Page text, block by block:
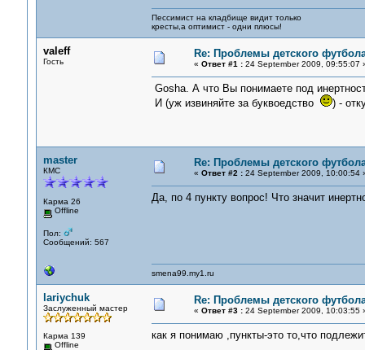
Пессимист на кладбище видит только
кресты,а оптимист - одни плюсы!
valeff
Гость
Re: Проблемы детского
« Ответ #1 :24 September 2009, 09:55:07
Gosha. А что Вы понимаете под
И (уж извиняйте за буквоедство
) -
master
КМС
Карма 26
Offline
Пол:
Сообщений: 567
Re: Проблемы детского
« Ответ #2 :24 September 2009, 10:00:54
Да, по 4 пункту вопрос! Что значит
smena99.my1.ru
lariychuk
Заслуженный мастер
Карма 139
Offline
Re: Проблемы детского
« Ответ #3 :24 September 2009, 10:03:55
как я понимаю ,пункты-это то,что